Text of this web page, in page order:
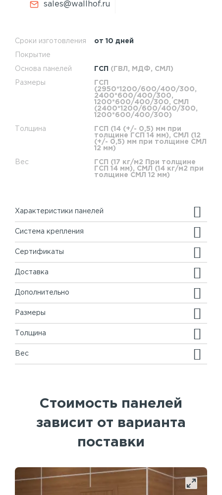
Сроки изготовления от 10 дней
Покрытие
Основа панелей ГСП (ГВЛ, МДФ, СМЛ)
Размеры
ГСП
(2950*1200/600/400/300,
2400*600/400/300,
1200*600/400/300, СМЛ
(2400*1200/600/400/300,
1200*600/400/300)
Толщина
ГСП (14 (+/- 0,5) мм при
толщине ГСП 14 мм), СМЛ (12
(+/- 0,5) мм при толщине СМЛ
12 мм)
Вес
ГСП (17 кг/м2 При толщине
ГСП 14 мм), СМЛ (14 кг/м2 при
толщине СМЛ 12 мм)
sales@wallhof.ru
Характеристики панелей
Система крепления
Сертификаты
Доставка
Дополнительно
Размеры
Толщина
Вес
Стоимость панелей
зависит от варианта
поставки